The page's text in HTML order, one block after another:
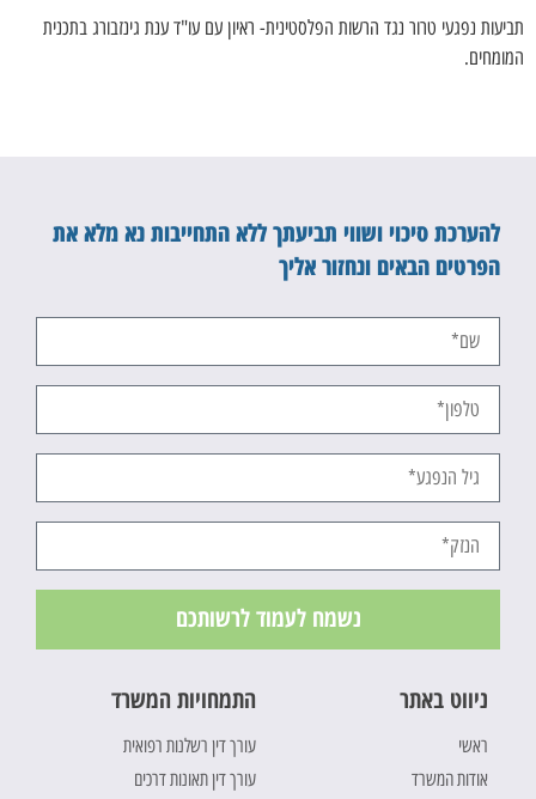
תביעות נפגעי טרור נגד הרשות הפלסטינית- ראיון עם עו"ד ענת גינזבורג בתכנית
המומחים.
להערכת סיכוי ושווי תביעתך ללא התחייבות נא מלא את
הפרטים הבאים ונחזור אליך
נשמח לעמוד לרשותכם
ניווט באתר
ראשי
אודות המשרד
התמחויות המשרד
עורך דין רשלנות רפואית
עורך דין תאונות דרכים